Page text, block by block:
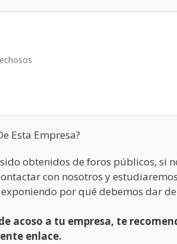
Esta Empresa?
obtenidos de foros públicos, si
con nosotros y
por qué debemos dar
acoso a tu empresa, te
enlace.